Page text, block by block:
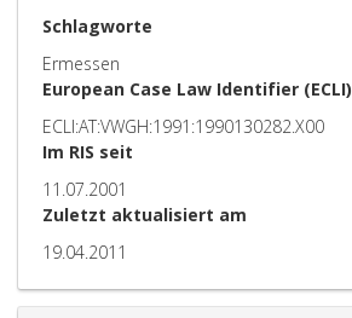
Schlagworte
Ermessen
European Case Law Identifier (ECLI)
ECLI:AT:VWGH:1991:1990130282.X00
Im RIS seit
11.07.2001
Zuletzt aktualisiert am
19.04.2011